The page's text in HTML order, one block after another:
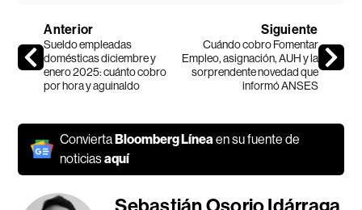
Anterior
Sueldo empleadas
domésticas diciembre y
enero 2025: cuánto cobro
por hora y aguinaldo
Siguiente
Cuándo cobro Fomentar
Empleo, asignación, AUH y la
sorprendente novedad que
informó ANSES
ConviertaBloomberg Línea en su fuente de
noticiasaquí